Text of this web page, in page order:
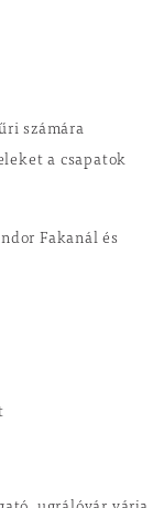
számára
a csapatok
Fakanál és